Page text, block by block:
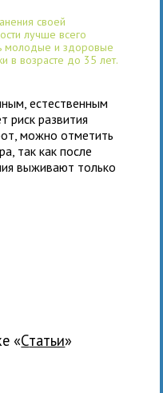
своей
лучше всего
молодые и здоровые
в возрасте до 35 лет.
естественным
риск развития
можно отметить
так как после
выживают только
« Статьи»